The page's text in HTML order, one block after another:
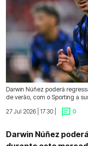
Darwin Núñez poderá
de verão, com o Sporting a
27 Jul 2026 | 17:30 |
0
Darwin Núñez